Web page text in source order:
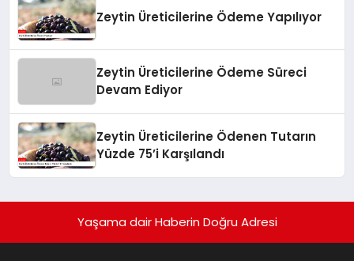
Zeytin Üreticilerine Ödeme Yapılıyor
Zeytin Üreticilerine Ödeme Süreci
Devam Ediyor
Zeytin Üreticilerine Ödenen Tutarın
Yüzde 75’i Karşılandı
Yaşama dair Haberin Doğru Adresi